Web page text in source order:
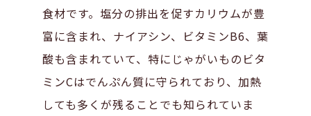
食材です。塩分の排出を促すカリウムが豊
富に含まれ、ナイアシン、ビタミンB6、葉
酸も含まれていて、特にじゃがいものビタ
ミンCはでんぷん質に守られており、加熱
しても多くが残ることでも知られていま